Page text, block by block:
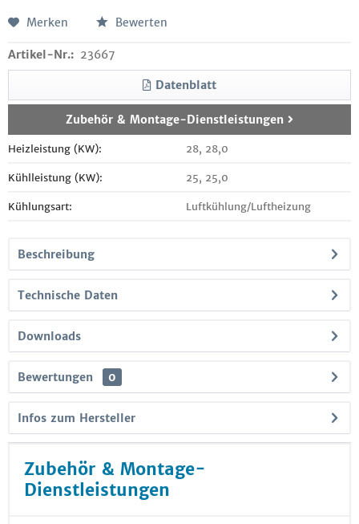
Merken Bewerten
Artikel-Nr.: 23667
Datenblatt
Zubehör & Montage-Dienstleistungen
Heizleistung (KW): 28, 28,0
Kühlleistung (KW): 25, 25,0
Kühlungsart: Luftkühlung/Luftheizung
Beschreibung
Technische Daten
Downloads
Bewertungen 0
Infos zum Hersteller
Zubehör & Montage-
Dienstleistungen